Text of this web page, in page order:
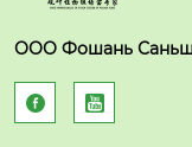
ООО Фошань
 